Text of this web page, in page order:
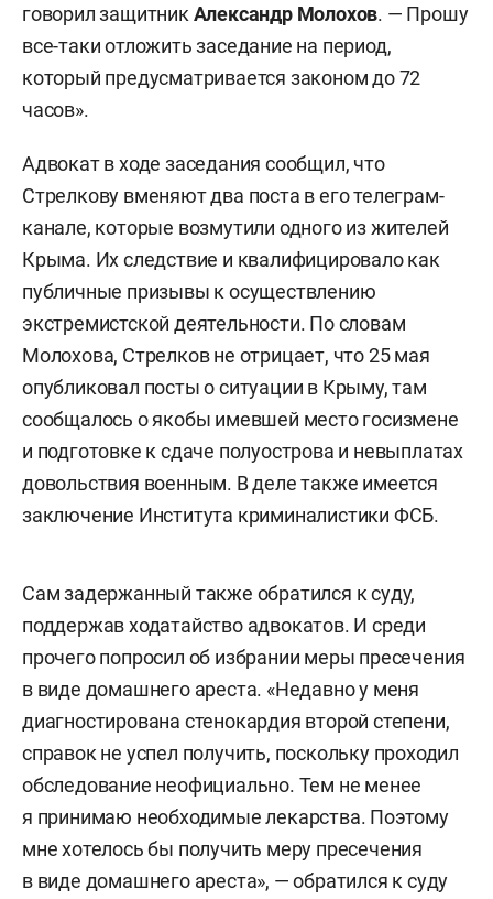
говорил защитник Александр Молохов. — Прошу
все-таки отложить заседание на период,
который предусматривается законом до 72
часов».
Адвокат в ходе заседания сообщил, что
Стрелкову вменяют два поста в его телеграм-
канале, которые возмутили одного из жителей
Крыма. Их следствие и квалифицировало как
публичные призывы к осуществлению
экстремистской деятельности. По словам
Молохова, Стрелков не отрицает, что 25 мая
опубликовал посты о ситуации в Крыму, там
сообщалось о якобы имевшей место госизмене
и подготовке к сдаче полуострова и невыплатах
довольствия военным. В деле также имеется
заключение Института криминалистики ФСБ.
Сам задержанный также обратился к суду,
поддержав ходатайство адвокатов. И среди
прочего попросил об избрании меры пресечения
в виде домашнего ареста. «Недавно у меня
диагностирована стенокардия второй степени,
справок не успел получить, поскольку проходил
обследование неофициально. Тем не менее
я принимаю необходимые лекарства. Поэтому
мне хотелось бы получить меру пресечения
в виде домашнего ареста», — обратился к суду